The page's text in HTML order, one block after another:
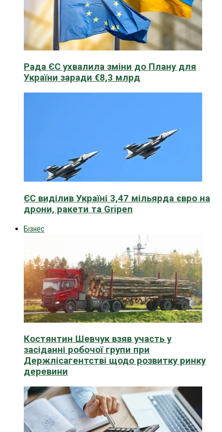
Рада ЄС ухвалила зміни до Плану для
України заради €8,3 млрд
ЄС виділив Україні 3,47 мільярда євро на
дрони, ракети та Gripen
Бізнес
Костянтин Шевчук взяв участь у
засіданні робочої групи при
Держлісагентстві щодо розвитку ринку
деревини